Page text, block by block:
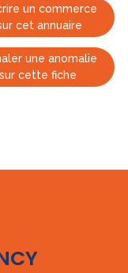
un commerce
cet annuaire
une anomalie
sur cette fiche